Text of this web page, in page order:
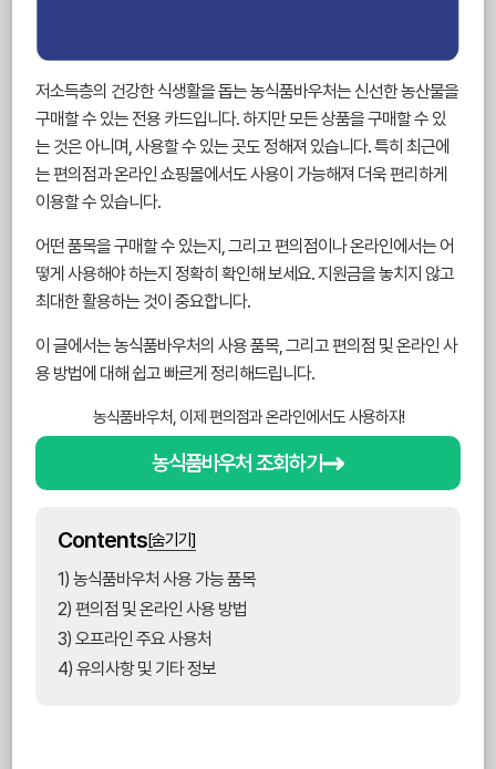
저소득층의 건강한 식생활을 돕는 농식품바우처는 신선한 농산물을
구매할 수 있는 전용 카드입니다. 하지만 모든 상품을 구매할 수 있
는 것은 아니며, 사용할 수 있는 곳도 정해져 있습니다. 특히 최근에
는 편의점과 온라인 쇼핑몰에서도 사용이 가능해져 더욱 편리하게
이용할 수 있습니다.
어떤 품목을 구매할 수 있는지, 그리고 편의점이나 온라인에서는 어
떻게 사용해야 하는지 정확히 확인해 보세요. 지원금을 놓치지 않고
최대한 활용하는 것이 중요합니다.
이 글에서는 농식품바우처의 사용 품목, 그리고 편의점 및 온라인 사
용 방법에 대해 쉽고 빠르게 정리해드립니다.
농식품바우처, 이제 편의점과 온라인에서도 사용하자!
농식품바우처 조회하기
Contents[숨기기]
1) 농식품바우처 사용 가능 품목
2) 편의점 및 온라인 사용 방법
3) 오프라인 주요 사용처
4) 유의사항 및 기타 정보